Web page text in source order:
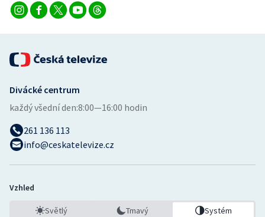
Veslování
Ostatní
Divácké centrum
každý všední den:8:00—16:00 hodin
261 136 113
info@ceskatelevize.cz
Vzhled
Světlý Tmavý Systém